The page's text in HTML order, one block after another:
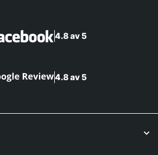
4.8 av 5
4.8 av 5